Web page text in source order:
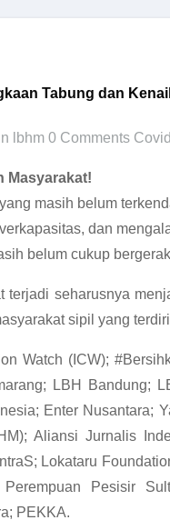
Tabung dan
lbhm 0 Comments
Masyarakat!
masih belum
dan
belum cukup
terjadi seharusnya
sipil yang
Watch (ICW);
LBH Bandung;
Enter
Aliansi Jurnalis
Lokataru
Perempuan Pesisir
PEKKA.